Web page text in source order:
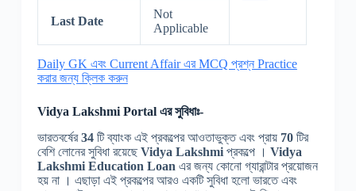
Last Date
Not
Applicable
Daily GK এবং Current Affair এর MCQ প্রশ্ন Practice
করার জন্য ক্লিক করুন
Vidya Lakshmi Portal এরসুবিধাঃ-
ভারতবর্ষের34টি ব্যাংক এই প্রকল্পের আওতাভুক্ত এবং প্রায় 70টির
বেশি লোনের সুবিধা রয়েছে Vidya Lakshmi প্রকল্পে । Vidya
Lakshmi Education Loan এর জন্য কোনো গ্যারান্টার প্রয়োজন
হয় না । এছাড়া এই প্রকল্পের আরও একটি সুবিধা হলো ভারতে এবং